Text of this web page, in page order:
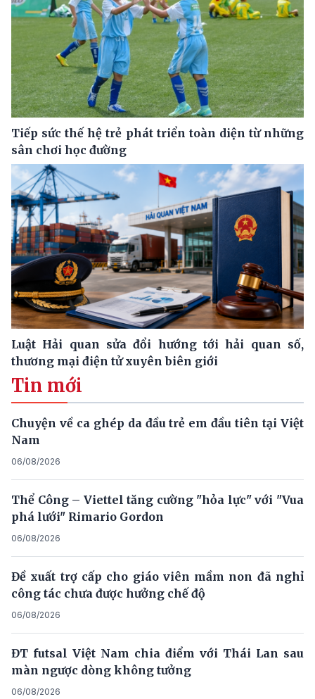
Tiếp sức thế hệ trẻ phát triển toàn diện từ những
sân chơi học đường
Luật Hải quan sửa đổi hướng tới hải quan số,
thương mại điện tử xuyên biên giới
Tin mới
Chuyện về ca ghép da đầu trẻ em đầu tiên tại Việt
Nam
06/08/2026
Thể Công – Viettel tăng cường "hỏa lực" với "Vua
phá lưới" Rimario Gordon
06/08/2026
Đề xuất trợ cấp cho giáo viên mầm non đã nghỉ
công tác chưa được hưởng chế độ
06/08/2026
ĐT futsal Việt Nam chia điểm với Thái Lan sau
màn ngược dòng không tưởng
06/08/2026